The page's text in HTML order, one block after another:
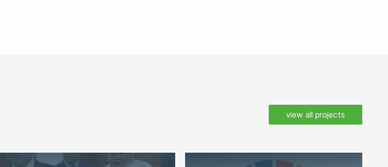
view all projects